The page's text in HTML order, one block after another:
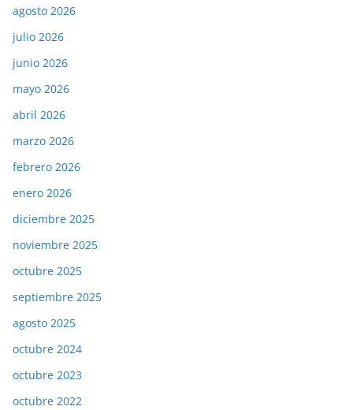
agosto 2026
julio 2026
junio 2026
mayo 2026
abril 2026
marzo 2026
febrero 2026
enero 2026
diciembre 2025
noviembre 2025
octubre 2025
septiembre 2025
agosto 2025
octubre 2024
octubre 2023
octubre 2022